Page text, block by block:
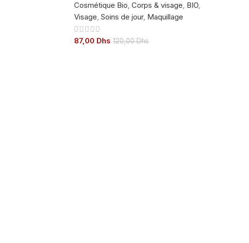
Cosmétique Bio, Corps & visage, BIO,
Visage, Soins de jour, Maquillage
87,00 Dhs 120,00Dhs